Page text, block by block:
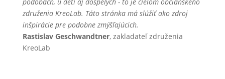
združenia KreoLab. Táto stránka má slúžiť ako zdroj
inšpirácie pre podobne zmýšľajúcich.
Rastislav Geschwandtner, zakladateľ združenia
KreoLab